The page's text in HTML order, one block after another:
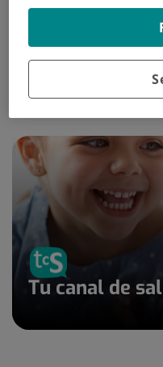
Nuestros
Tu canal de